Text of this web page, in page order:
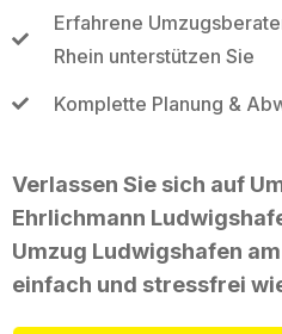
Erfahrene
Rhein unterstützen Sie
Komplette Planung &
Verlassen Sie sich auf
Ehrlichmann
Umzug Ludwigshafen
einfach und stressfrei